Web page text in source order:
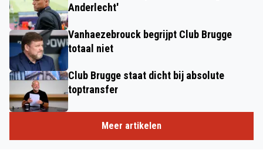
Anderlecht'
Vanhaezebrouck begrijpt Club Brugge
totaal niet
Club Brugge staat dicht bij absolute
toptransfer
Meer artikelen